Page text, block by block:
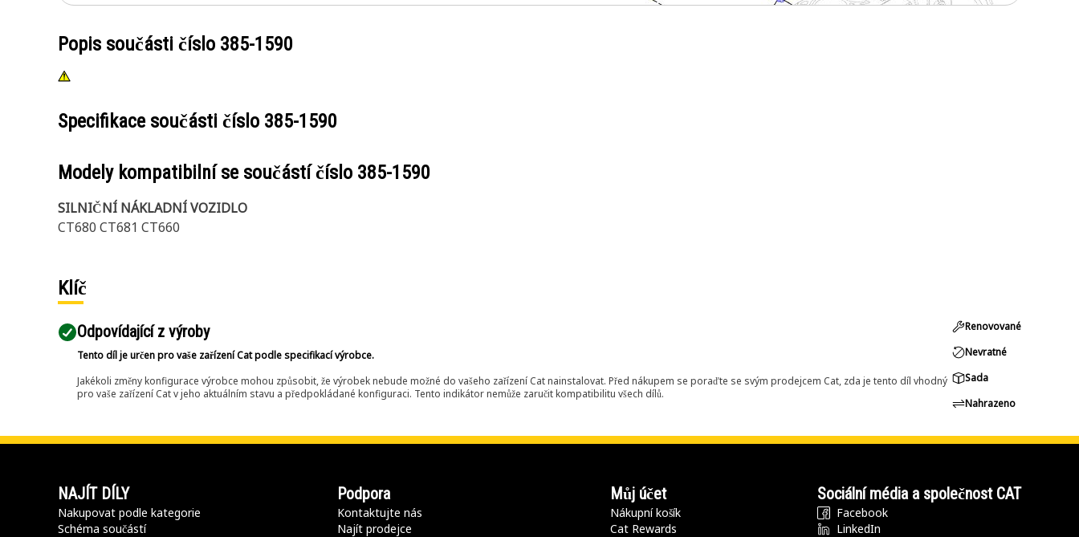
Popis součásti číslo 385-1590
Specifikace součásti číslo 385-1590
Modely kompatibilní se součástí číslo 385-1590
SILNIČNÍ NÁKLADNÍ VOZIDLO
CT680 CT681 CT660
Klíč
Odpovídající z výroby
Tento díl je určen pro vaše zařízení Cat podle specifikací výrobce.
Jakékoli změny konfigurace výrobce mohou způsobit, že výrobek nebude možné do vašeho zařízení Cat nainstalovat. Před nákupem se poraďte se svým prodejcem Cat, zda je tento díl vhodný
pro vaše zařízení Cat v jeho aktuálním stavu a předpokládané konfiguraci. Tento indikátor nemůže zaručit kompatibilitu všech dílů.
Renovované
Nevratné
Sada
Nahrazeno
NAJÍT DÍLY
Nakupovat podle kategorie
Schéma součástí
Podpora
Kontaktujte nás
Najít prodejce
Můj účet
Nákupní košík
Cat Rewards
Sociální média a společnost CAT
Facebook
LinkedIn